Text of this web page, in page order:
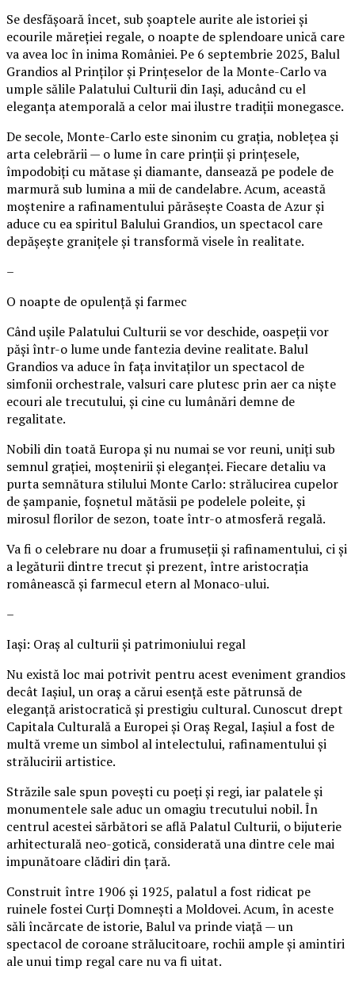
Se desfășoară încet, sub șoaptele aurite ale istoriei și
ecourile măreției regale, o noapte de splendoare unică care
va avea loc în inima României. Pe 6 septembrie 2025, Balul
Grandios al Prinților și Prințeselor de la Monte-Carlo va
umple sălile Palatului Culturii din Iași, aducând cu el
eleganța atemporală a celor mai ilustre tradiții monegasce.
De secole, Monte-Carlo este sinonim cu grația, noblețea și
arta celebrării — o lume în care prinții și prințesele,
împodobiți cu mătase și diamante, dansează pe podele de
marmură sub lumina a mii de candelabre. Acum, această
moștenire a rafinamentului părăsește Coasta de Azur și
aduce cu ea spiritul Balului Grandios, un spectacol care
depășește granițele și transformă visele în realitate.
–
O noapte de opulență și farmec
Când ușile Palatului Culturii se vor deschide, oaspeții vor
păși într-o lume unde fantezia devine realitate. Balul
Grandios va aduce în fața invitaților un spectacol de
simfonii orchestrale, valsuri care plutesc prin aer ca niște
ecouri ale trecutului, și cine cu lumânări demne de
regalitate.
Nobili din toată Europa și nu numai se vor reuni, uniți sub
semnul grației, moștenirii și eleganței. Fiecare detaliu va
purta semnătura stilului Monte Carlo: strălucirea cupelor
de șampanie, foșnetul mătăsii pe podelele poleite, și
mirosul florilor de sezon, toate într-o atmosferă regală.
Va fi o celebrare nu doar a frumuseții și rafinamentului, ci și
a legăturii dintre trecut și prezent, între aristocrația
românească și farmecul etern al Monaco-ului.
–
Iași: Oraș al culturii și patrimoniului regal
Nu există loc mai potrivit pentru acest eveniment grandios
decât Iașiul, un oraș a cărui esență este pătrunsă de
eleganță aristocratică și prestigiu cultural. Cunoscut drept
Capitala Culturală a Europei și Oraș Regal, Iașiul a fost de
multă vreme un simbol al intelectului, rafinamentului și
strălucirii artistice.
Străzile sale spun povești cu poeți și regi, iar palatele și
monumentele sale aduc un omagiu trecutului nobil. În
centrul acestei sărbători se află Palatul Culturii, o bijuterie
arhitecturală neo-gotică, considerată una dintre cele mai
impunătoare clădiri din țară.
Construit între 1906 și 1925, palatul a fost ridicat pe
ruinele fostei Curți Domnești a Moldovei. Acum, în aceste
săli încărcate de istorie, Balul va prinde viață — un
spectacol de coroane strălucitoare, rochii ample și amintiri
ale unui timp regal care nu va fi uitat.